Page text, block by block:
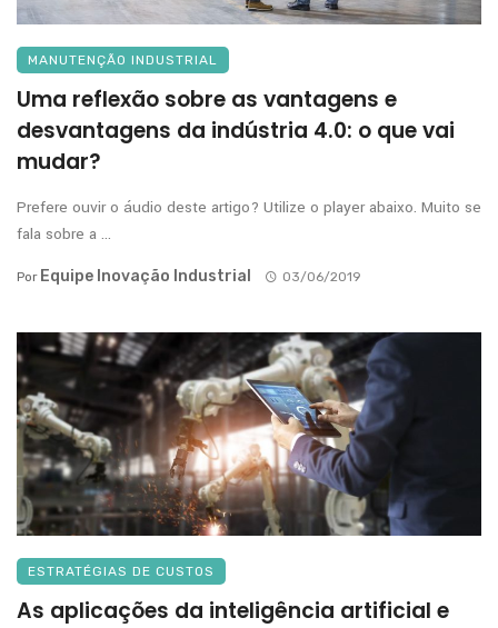
MANUTENÇÃO INDUSTRIAL
Uma reflexão sobre as vantagens e
desvantagens da indústria 4.0: o que vai
mudar?
Prefere ouvir o áudio deste artigo? Utilize o player abaixo. Muito se
fala sobre a ...
Por Equipe Inovação Industrial 03/06/2019
ESTRATÉGIAS DE CUSTOS
As aplicações da inteligência artificial e